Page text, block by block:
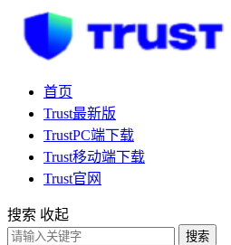
首页
Trust最新版
TrustPC端下载
Trust移动端下载
Trust官网
搜索 收起
搜索